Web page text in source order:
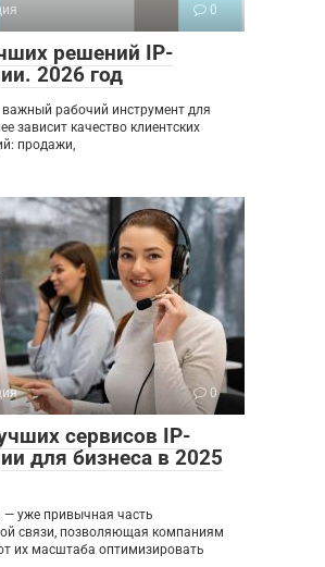
0
решений IP-
2026 год
рабочий инструмент для
зависит качество клиентских
продажи,
0
сервисов IP-
для бизнеса в 2025
— уже привычная часть
связи, позволяющая компаниям
их масштаба оптимизировать